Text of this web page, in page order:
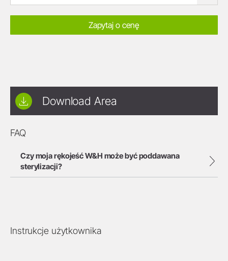
Zapytaj o cenę
Download Area
FAQ
Czy moja rękojeść W&H może być poddawana
sterylizacji?
Instrukcje użytkownika